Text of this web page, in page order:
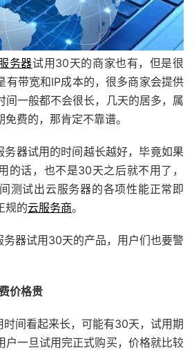
务器试用30天的商家也有，但是很
有带宽和IP成本的，很多商家会提供
间一般都不会很长，几天的居多，属
费的，那肯定不靠谱。
务器试用的时间越长越好，毕竟如果
的话，也不是30天之后就不用了，
测试出云服务器的各项性能正常即
规的云服务商。
务器试用30天的产品，用户们也要警
价格贵
时间看起来长，可能有30天，试用期
户一旦试用完正式购买，价格就比较